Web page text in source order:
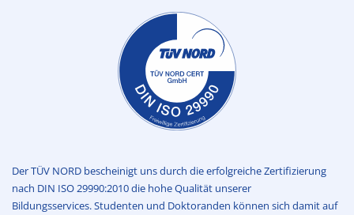
Der TÜV NORD bescheinigt uns durch die erfolgreiche Zertifizierung
nach DIN ISO 29990:2010 die hohe Qualität unserer
Bildungsservices. Studenten und Doktoranden können sich damit auf